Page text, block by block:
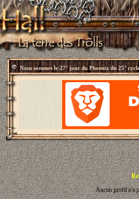
Nous sommes le27° jour du Phoenix du 25°
Aucun profil n'a